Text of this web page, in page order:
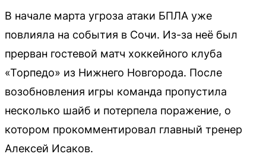
В начале марта угроза атаки БПЛА уже
повлияла на события в Сочи. Из-за неё был
прерван гостевой матч хоккейного клуба
«Торпедо» из Нижнего Новгорода. После
возобновления игры команда пропустила
несколько шайб и потерпела поражение, о
котором прокомментировал главный тренер
Алексей Исаков.